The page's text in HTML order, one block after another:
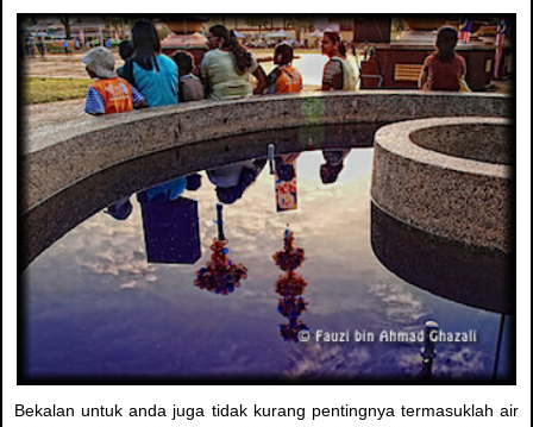
Bekalan untuk anda juga tidak kurang pentingnya termasuklah air